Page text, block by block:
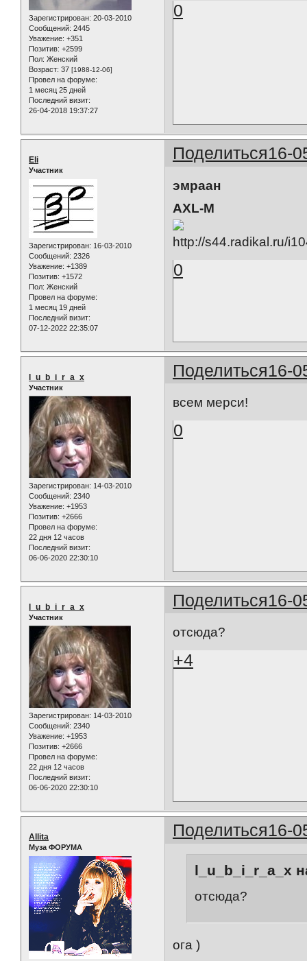
Зарегистрирован: 20-03-2010
Сообщений: 2445
Уважение: +351
Позитив: +2599
Пол: Женский
Возраст: 37 [1988-12-06]
Провел на форуме:
1 месяц 25 дней
Последний визит:
26-04-2018 19:37:27
0
Поделиться16-
Eli
Участник
Зарегистрирован: 16-03-2010
Сообщений: 2326
Уважение: +1389
Позитив: +1572
Пол: Женский
Провел на форуме:
1 месяц 19 дней
Последний визит:
07-12-2022 22:35:07
эмраан
AXL-M
0
Поделиться16-
l_u_b_i_r_a_x
Участник
Зарегистрирован: 14-03-2010
Сообщений: 2340
Уважение: +1953
Позитив: +2666
Провел на форуме:
22 дня 12 часов
Последний визит:
06-06-2020 22:30:10
всем мерси!
0
Поделиться16-
l_u_b_i_r_a_x
Участник
Зарегистрирован: 14-03-2010
Сообщений: 2340
Уважение: +1953
Позитив: +2666
Провел на форуме:
22 дня 12 часов
Последний визит:
06-06-2020 22:30:10
отсюда?
+4
Поделиться16-
Allita
Муза ФОРУМА
l_u_b_i_r_a_x
отсюда?
ога )